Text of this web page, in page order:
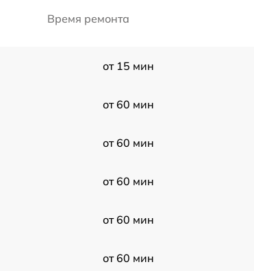
Время ремонта
от 15 мин
от 60 мин
от 60 мин
от 60 мин
от 60 мин
от 60 мин